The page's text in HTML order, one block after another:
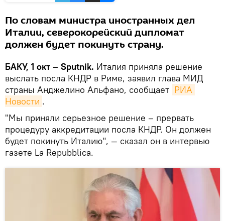
По словам министра иностранных дел
Италии, северокорейский дипломат
должен будет покинуть страну.
БАКУ, 1 окт – Sputnik. Италия приняла решение
выслать посла КНДР в Риме, заявил глава МИД
страны Анджелино Альфано, сообщает РИА
Новости .
"Мы приняли серьезное решение – прервать
процедуру аккредитации посла КНДР. Он должен
будет покинуть Италию", — сказал он в интервью
газете La Repubblica.